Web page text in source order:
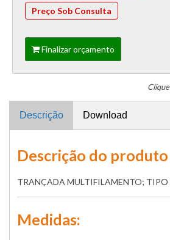
Preço Sob Consulta
Finalizar orçamento
Descrição Download
Descrição do produto
TRANÇADA MULTIFILAMENTO; TIPO
Medidas: